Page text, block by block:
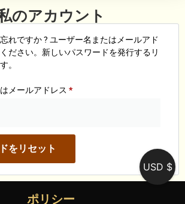
のアカウント
れですか ? ユーザー名またはメールアド
ださい。新しいパスワードを発行するリ
。
メールアドレス *
をリセット
ポリシー
USD $